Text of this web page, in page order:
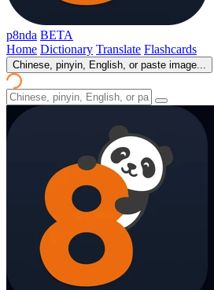
p8nda BETA
Home Dictionary Translate Flashcards
Chinese, pinyin, English, or paste image...